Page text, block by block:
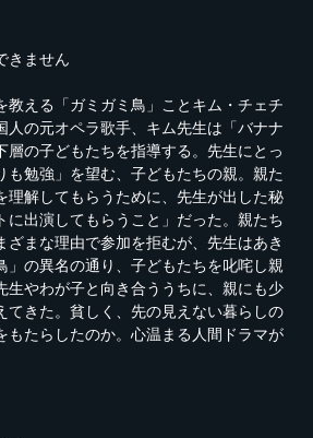
きません
教える「ガミガミ鳥」ことキム・チェチ
人の元オペラ歌手、キム先生は「バナナ
層の子どもたちを指導する。先生にとっ
も勉強」を望む、子どもたちの親。親た
理解してもらうために、先生が出した秘
に出演してもらうこと」だった。親たち
ざまな理由で参加を拒むが、先生はあき
」の異名の通り、子どもたちを叱咤し親
生やわが子と向き合ううちに、親にも少
てきた。貧しく、先の見えない暮らしの
もたらしたのか。心温まる人間ドラマが